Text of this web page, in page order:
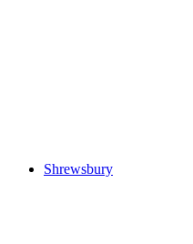
Shrewsbury